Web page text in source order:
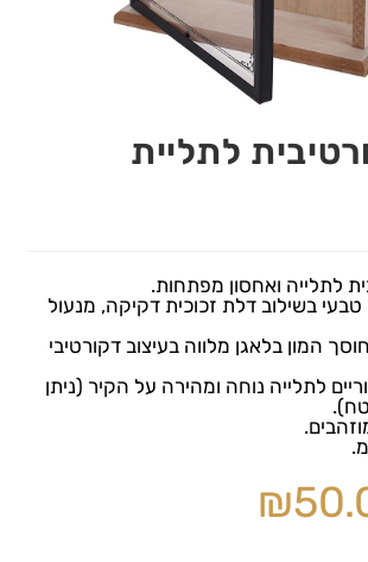
לתליית
לתלייה ואחסון מפתחות.
בשילוב דלת זכוכית דקיקה, מנעול
המון בלאגן מלווה בעיצוב דקורטיבי
אחוריים לתלייה נוחה ומהירה על הקיר (ניתן
₪